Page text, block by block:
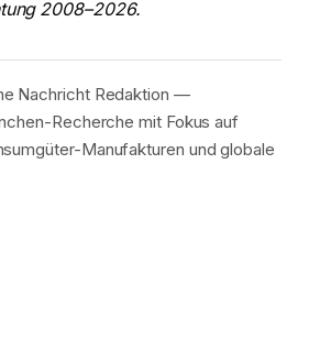
2008–2026.
Nachricht Redaktion —
Recherche mit Fokus auf
Manufakturen und globale